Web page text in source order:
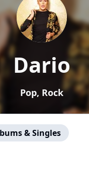
Dario
Pop, Rock
& Singles